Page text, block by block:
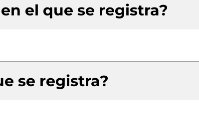
el que se registra?
se registra?